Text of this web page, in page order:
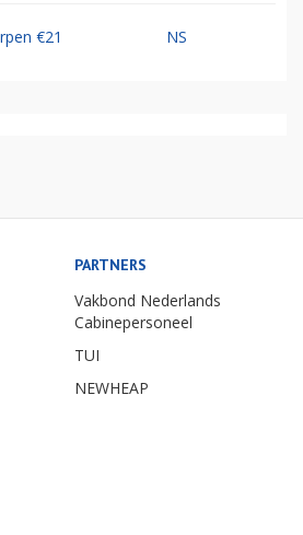
€21 NS
PARTNERS
Vakbond Nederlands
Cabinepersoneel
TUI
NEWHEAP